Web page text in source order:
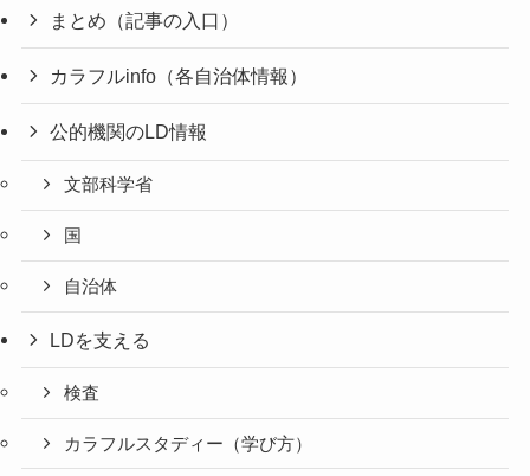
まとめ（記事の入口）
カラフルinfo（各自治体情報）
公的機関のLD情報
文部科学省
国
自治体
LDを支える
検査
カラフルスタディー（学び方）